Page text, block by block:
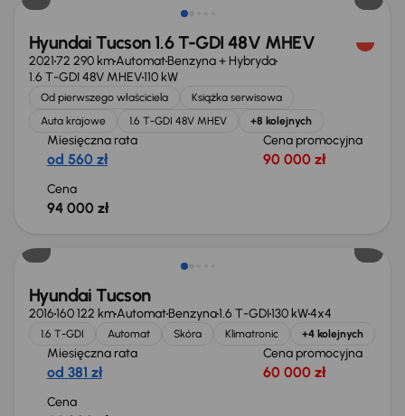
Hyundai Tucson 1.6 T-GDI 48V MHEV
202172 290 kmAutomatBenzyna + Hybryda
1.6 T-GDI 48V MHEV110 kW
Od pierwszego właściciela
Książka serwisowa
Auta krajowe
1.6 T-GDI 48V MHEV +8 kolejnych
Miesięczna rata
od 560 zł
Cena promocyjna
90 000 zł
Cena
94 000 zł
Hyundai Tucson
2016160 122 kmAutomatBenzyna1.6 T-GDI130 kW4x4
1.6 T-GDI Automat Skóra Klimatronic +4 kolejnych
Miesięczna rata
od 381 zł
Cena promocyjna
60 000 zł
Cena